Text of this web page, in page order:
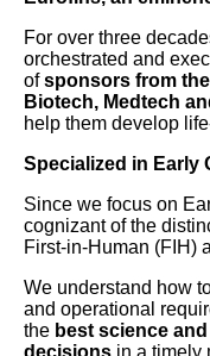
For over three
orchestrated and
ofsponsors from
Biotech, Medtech
help them develop
Specialized in Early
Since we focus on
cognizant of the
First-in-Human (FIH)
We understand how
and operational
the best science